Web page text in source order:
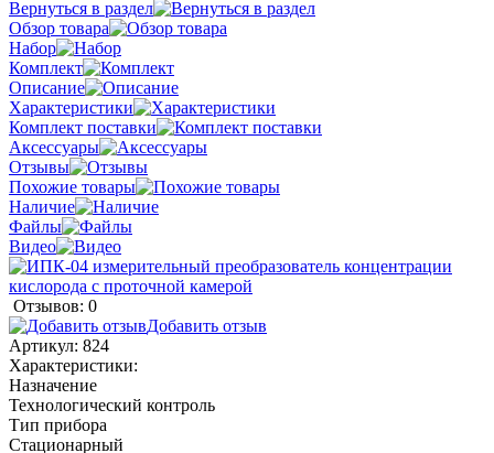
Вернуться в раздел
Обзор товара
Набор
Комплект
Описание
Характеристики
Комплект поставки
Аксессуары
Отзывы
Похожие товары
Наличие
Файлы
Видео
Отзывов: 0
Добавить отзыв
Артикул: 824
Характеристики:
Назначение
Технологический контроль
Тип прибора
Стационарный